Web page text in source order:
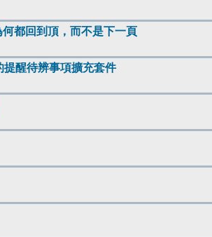
都回到頂，而不是下一頁
醒待辨事項擴充套件